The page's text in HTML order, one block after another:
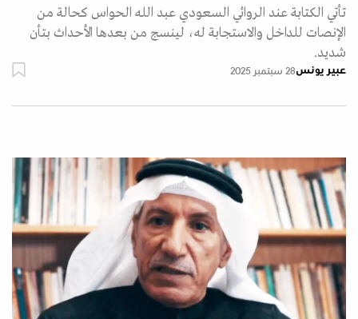
تأتي الكتابة عند الروائي السعودي عبد الله الحواس كحالة من
الإنصات للداخل والاستجابة له، لينسج من بعدها الأحداث بتأن
شديد.
عبير يونس28 سبتمبر 2025